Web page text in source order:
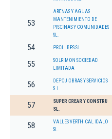
53
ARENAS Y AGUAS
MANTENIMIENTO DE
PISCINAS Y COMUNIDADES
SL.
54 PROLI BPS SL
55
SOLRIMON SOCIEDAD
LIMITADA
56
DEPOJ OBRAS Y SERVICIOS
S.L.
57
SUPER CREAR Y CONSTRU
SL.
58
VALLES VERTHICAL IDALO
SL.